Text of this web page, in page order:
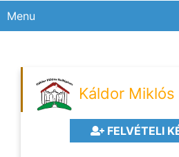
Menu
Káldor Miklós
FELVÉTELI